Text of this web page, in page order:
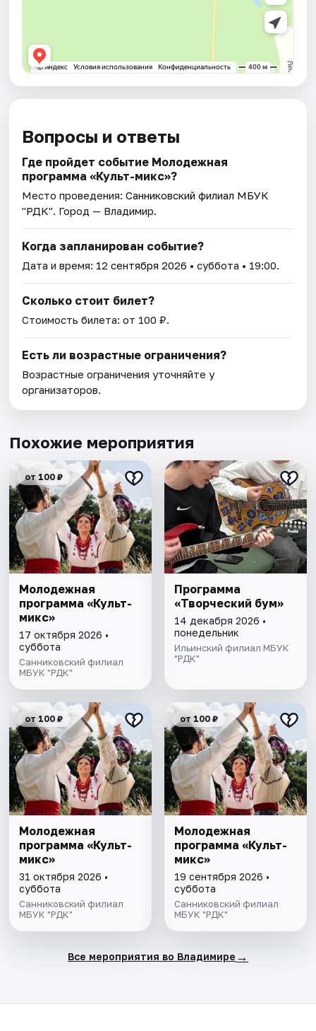
Вопросы и ответы
Где пройдет событие Молодежная
программа «Культ-микс»?
Место проведения:Санниковский филиал МБУК
"РДК". Город — Владимир.
Когда запланирован событие?
Дата и время: 12 сентября 2026 • суббота • 19:00.
Сколько стоит билет?
Стоимость билета: от 100 ₽.
Есть ли возрастные ограничения?
Возрастные ограничения уточняйте у
организаторов.
Похожие мероприятия
от 100 ₽
Молодежная
программа «Культ-
микс»
17 октября 2026 •
суббота
Санниковский филиал
МБУК "РДК"
Программа
«Творческий бум»
14 декабря 2026 •
понедельник
Ильинский филиал МБУК
"РДК"
от 100 ₽
Молодежная
программа «Культ-
микс»
31 октября 2026 •
суббота
Санниковский филиал
МБУК "РДК"
от 100 ₽
Молодежная
программа «Культ-
микс»
19 сентября 2026 •
суббота
Санниковский филиал
МБУК "РДК"
Все мероприятия во Владимире →